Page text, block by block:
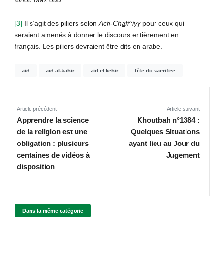
[3] Il s’agit des piliers selonAch-Chafi^iyypour ceux qui
seraient amenés à donner le discours entièrement en
français. Les piliers devraient être dits en arabe.
aid aïd al-kabir aid el kebir fête du sacrifice
Article précédent
Apprendre la science
de la religion est une
obligation : plusieurs
centaines de vidéos à
disposition
Article suivant
Khoutbah n°1384 :
Quelques Situations
ayant lieu au Jour du
Jugement
Dans la même catégorie